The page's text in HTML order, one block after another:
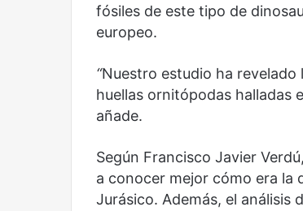
fósiles de este tipo de
europeo.
“Nuestro estudio ha
huellas ornitópodas halladas
añade.
Según Francisco Javier
a conocer mejor cómo era la
Jurásico. Además, el análisis